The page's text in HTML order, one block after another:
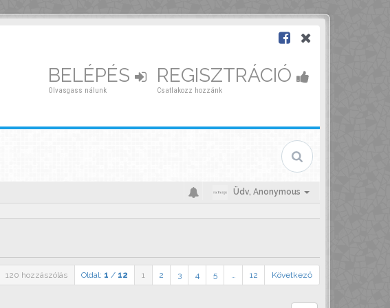
BELÉPÉS
Olvasgass nálunk
REGISZTRÁCIÓ
Csatlakozz hozzánk
Üdv, Anonymous
120 hozzászólás Oldal: 1 / 12 1 2 3 4 5 … 12 Következő